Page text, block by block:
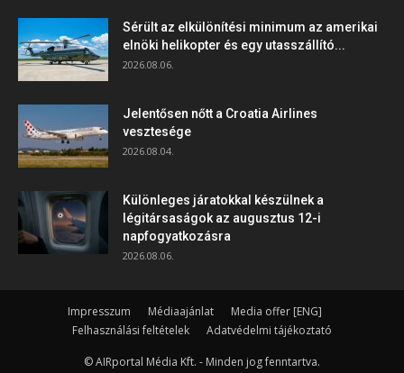
Sérült az elkülönítési minimum az amerikai
elnöki helikopter és egy utasszállító...
2026.08.06.
Jelentősen nőtt a Croatia Airlines
vesztesége
2026.08.04.
Különleges járatokkal készülnek a
légitársaságok az augusztus 12-i
napfogyatkozásra
2026.08.06.
Impresszum Médiaajánlat
Media offer [ENG]
Felhasználási feltételek
Adatvédelmi tájékoztató
© AIRportal Média Kft. - Minden jog fenntartva.